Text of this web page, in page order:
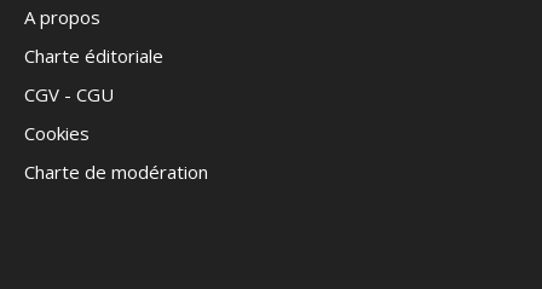
A propos
Charte éditoriale
CGV - CGU
Cookies
Charte de modération